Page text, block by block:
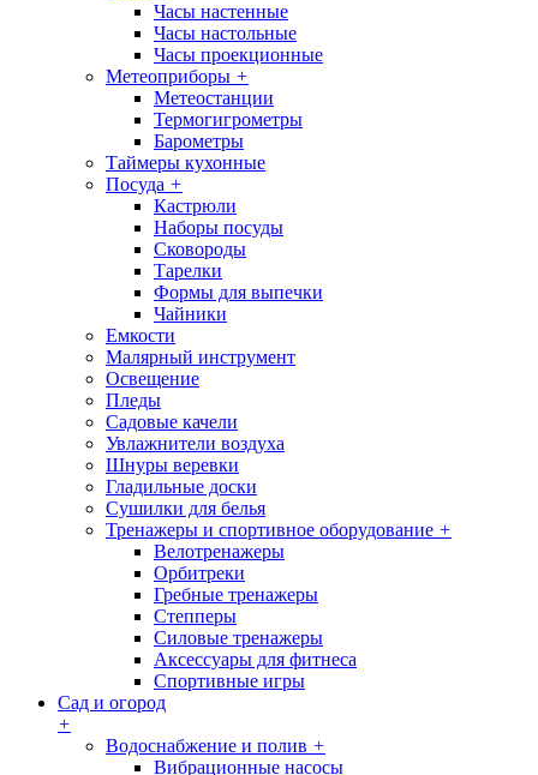
Часы настенные
Часы настольные
Часы проекционные
Метеоприборы +
Метеостанции
Термогигрометры
Барометры
Таймеры кухонные
Посуда +
Кастрюли
Наборы посуды
Сковороды
Тарелки
Формы для выпечки
Чайники
Емкости
Малярный инструмент
Освещение
Пледы
Садовые качели
Увлажнители воздуха
Шнуры веревки
Гладильные доски
Сушилки для белья
Тренажеры и спортивное оборудование +
Велотренажеры
Орбитреки
Гребные тренажеры
Степперы
Силовые тренажеры
Аксессуары для фитнеса
Спортивные игры
Сад и огород
+
Водоснабжение и полив +
Вибрационные насосы